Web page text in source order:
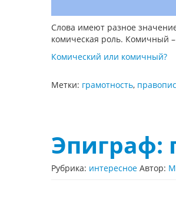
Слова имеют разное
комическая роль. Комичный
Комический или комичный?
Метки: грамотность,
Эпиграф:
Рубрика: интересное Автор: